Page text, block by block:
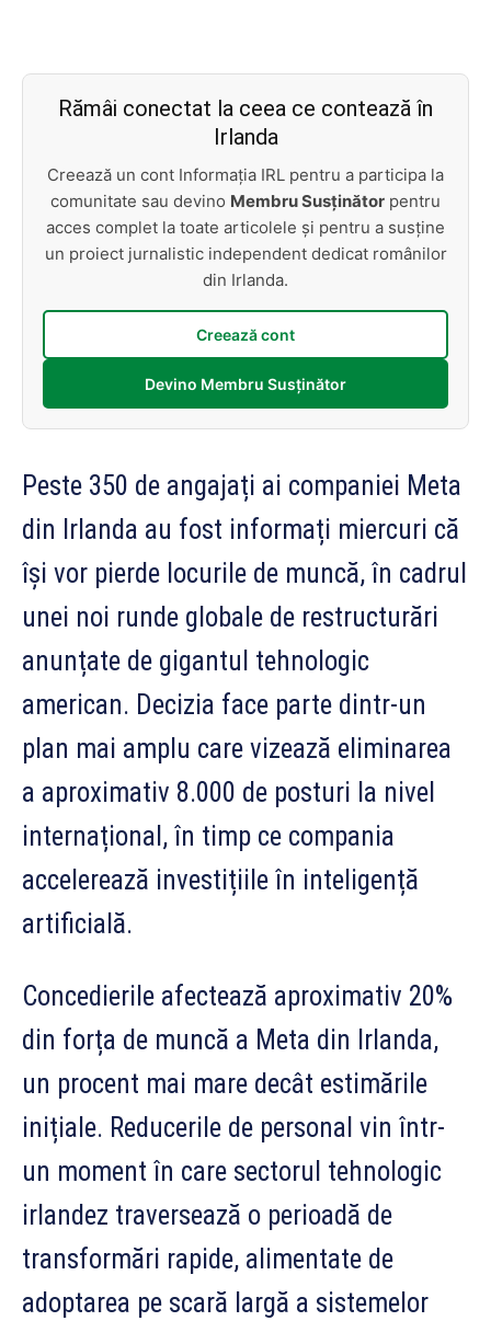
Rămâi conectat la ceea ce contează în
Irlanda
Creează un cont Informația IRL pentru a participa la
comunitate sau devino Membru Susținător pentru
acces complet la toate articolele și pentru a susține
un proiect jurnalistic independent dedicat românilor
din Irlanda.
Creează cont
Devino Membru Susținător
Peste 350 de angajați ai companiei Meta
din Irlanda au fost informați miercuri că
își vor pierde locurile de muncă, în cadrul
unei noi runde globale de restructurări
anunțate de gigantul tehnologic
american. Decizia face parte dintr-un
plan mai amplu care vizează eliminarea
a aproximativ 8.000 de posturi la nivel
internațional, în timp ce compania
accelerează investițiile în inteligență
artificială.
Concedierile afectează aproximativ 20%
din forța de muncă a Meta din Irlanda,
un procent mai mare decât estimările
inițiale. Reducerile de personal vin într-
un moment în care sectorul tehnologic
irlandez traversează o perioadă de
transformări rapide, alimentate de
adoptarea pe scară largă a sistemelor